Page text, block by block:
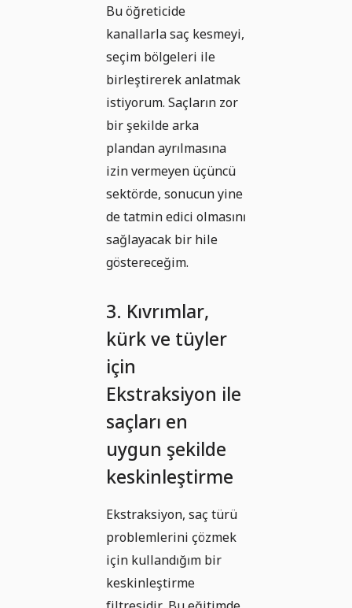
Bu öğreticide
kanallarla saç kesmeyi,
seçim bölgeleri ile
birleştirerek anlatmak
istiyorum. Saçların zor
bir şekilde arka
plandan ayrılmasına
izin vermeyen üçüncü
sektörde, sonucun yine
de tatmin edici olmasını
sağlayacak bir hile
göstereceğim.
3. Kıvrımlar,
kürk ve tüyler
için
Ekstraksiyon ile
saçları en
uygun şekilde
keskinleştirme
Ekstraksiyon, saç türü
problemlerini çözmek
için kullandığım bir
keskinleştirme